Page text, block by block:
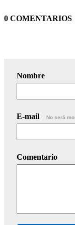
0 COMENTARIOS
Nombre
E-mail No será
Comentario